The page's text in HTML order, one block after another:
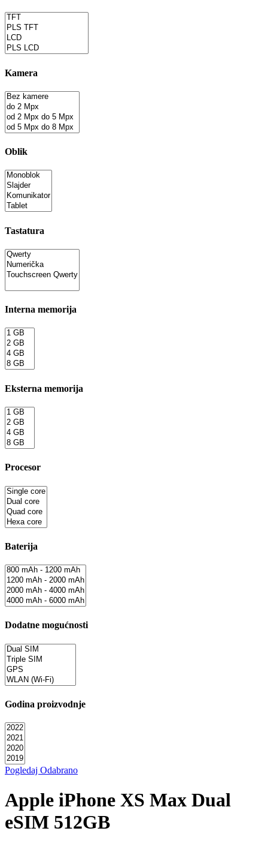
Kamera
Oblik
Tastatura
Interna memorija
Eksterna memorija
Procesor
Baterija
Dodatne mogućnosti
Godina proizvodnje
Pogledaj Odabrano
Apple iPhone XS Max Dual
eSIM 512GB